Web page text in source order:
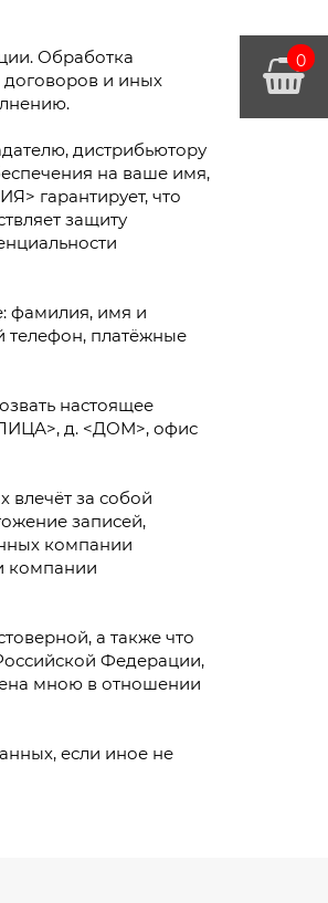
0
Обработка
договоров и иных
дистрибьютору
на ваше имя,
гарантирует, что
защиту
фамилия, имя и
телефон, платёжные
настоящее
д. <ДОМ>, офис
влечёт за собой
записей,
компании
компании
а также что
Федерации,
мною в отношении
если иное не